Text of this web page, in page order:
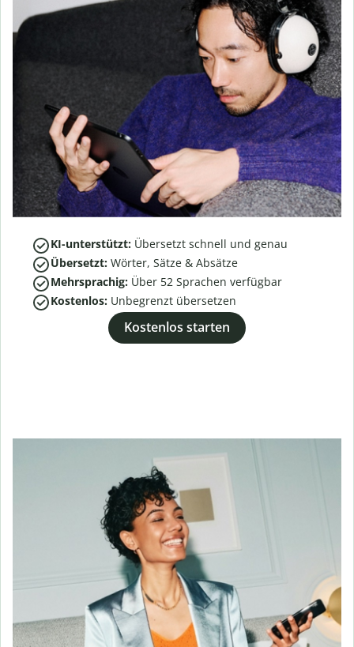
KI-unterstützt: Übersetzt schnell und genau
Übersetzt: Wörter, Sätze & Absätze
Mehrsprachig: Über 52 Sprachen verfügbar
Kostenlos: Unbegrenzt übersetzen
Kostenlos starten